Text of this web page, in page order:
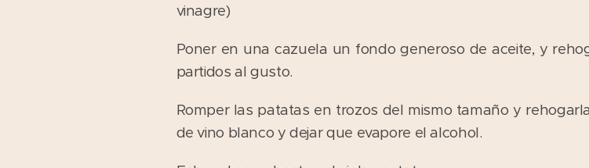
vinagre)
Poner en una cazuela un fondo generoso de aceite, y
partidos al gusto.
Romper las patatas en trozos del mismo tamaño y
de vino blanco y dejar que evapore el alcohol.